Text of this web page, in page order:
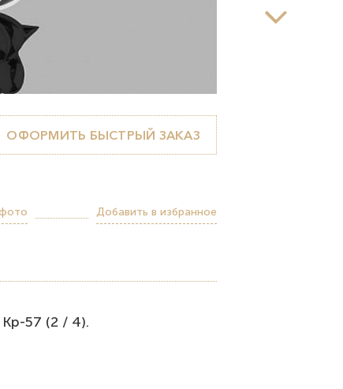
ОФОРМИТЬ БЫСТРЫЙ ЗАКАЗ
Добавить в избранное
57 (2 / 4).